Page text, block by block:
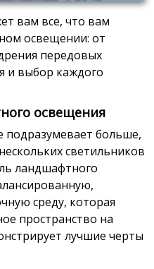
вам все, что вам
освещении: от
передовых
и выбор каждого
освещения
больше,
светильников
ландшафтного
среду, которая
пространство на
лучшие черты